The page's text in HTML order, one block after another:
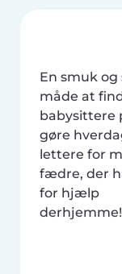
En smuk og
måde at
babysittere
gøre
lettere for
fædre, der
for hjælp
derhjemme!